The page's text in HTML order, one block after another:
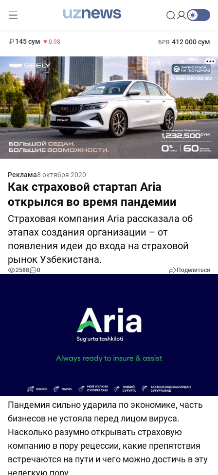
145 сум -0.98 БРВ 412 000 сум
Реклама8 октября 2020
Как страховой стартап Aria
открылся во время пандемии
Страховая компания Aria рассказала об
этапах создания организации – от
появления идеи до входа на страховой
рынок Узбекистана.
2588 0 Поделиться
Пандемия сильно ударила по экономике, часть
бизнесов не устояла перед лицом вируса.
Насколько разумно открывать страховую
компанию в пору рецессии, какие препятствия
встречаются на пути и чего можно достичь в эту
нелегкую пору.